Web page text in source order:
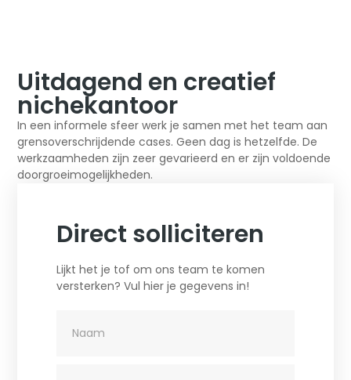
Uitdagend en creatief
nichekantoor
In een informele sfeer werk je samen met het team aan
grensoverschrijdende cases. Geen dag is hetzelfde. De
werkzaamheden zijn zeer gevarieerd en er zijn voldoende
doorgroeimogelijkheden.
Direct solliciteren
Lijkt het je tof om ons team te komen
versterken? Vul hier je gegevens in!